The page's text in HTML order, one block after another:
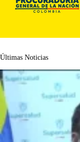
Últimas Noticias